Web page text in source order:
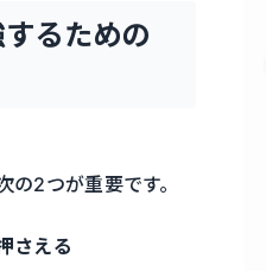
るための
2つが重要です。
さえる